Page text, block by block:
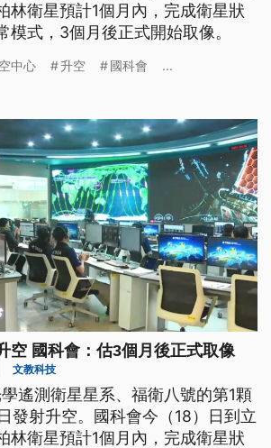
林衛星預計1個月內，完成衛星狀
模式，3個月後正式開始取像。
中心 升空 國科會 ...
空 國科會：估3個月後正式取像
文教科技
遙測衛星星系、福衛八號的第1顆
發射升空。國科會今（18）日到立
林衛星預計1個月內，完成衛星狀